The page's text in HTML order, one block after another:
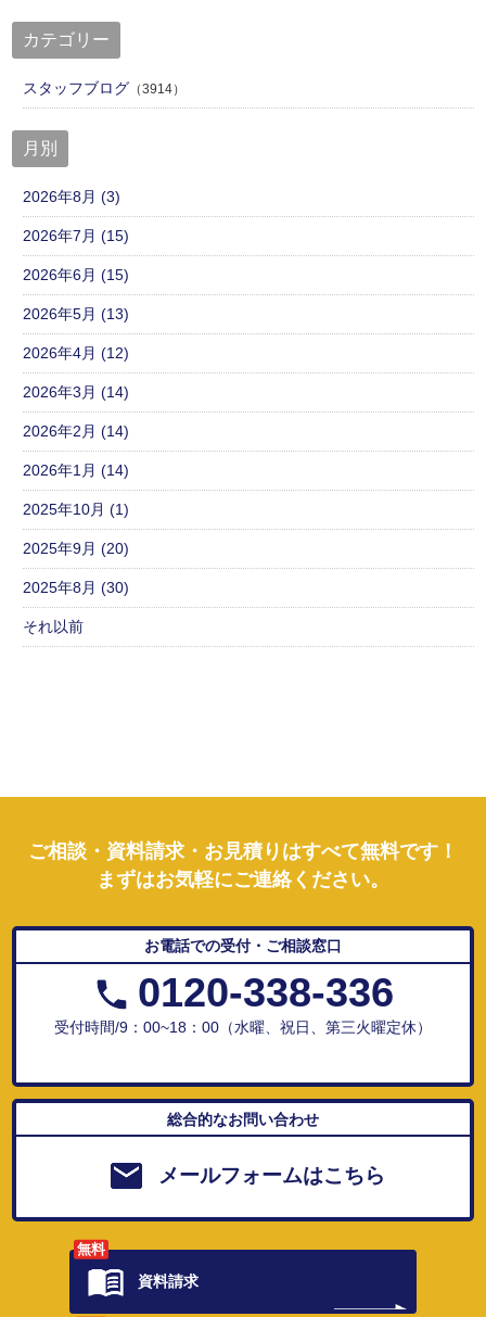
カテゴリー
スタッフブログ （3914）
月別
2026年8月 (3)
2026年7月 (15)
2026年6月 (15)
2026年5月 (13)
2026年4月 (12)
2026年3月 (14)
2026年2月 (14)
2026年1月 (14)
2025年10月 (1)
2025年9月 (20)
2025年8月 (30)
それ以前
ご相談・資料請求・お見積りはすべて無料です！
まずはお気軽にご連絡ください。
お電話での受付・ご相談窓口
0120-338-336
受付時間/9：00~18：00（水曜、祝日、第三火曜定休）
総合的なお問い合わせ
メールフォームはこちら
無料
資料請求